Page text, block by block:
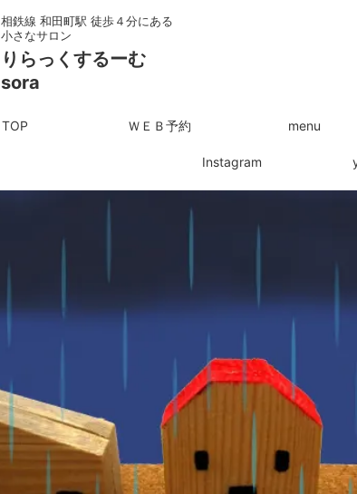
相鉄線 和田町駅 徒歩４分にある
小さなサロン
りらっくするーむ
sora
TOP ＷＥＢ予約 menu
Instagram